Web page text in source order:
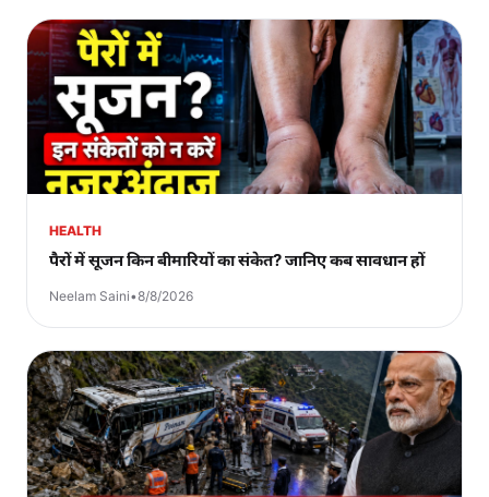
HEALTH
पैरों में सूजन किन बीमारियों का संकेत? जानिए कब सावधान हों
Neelam Saini•8/8/2026